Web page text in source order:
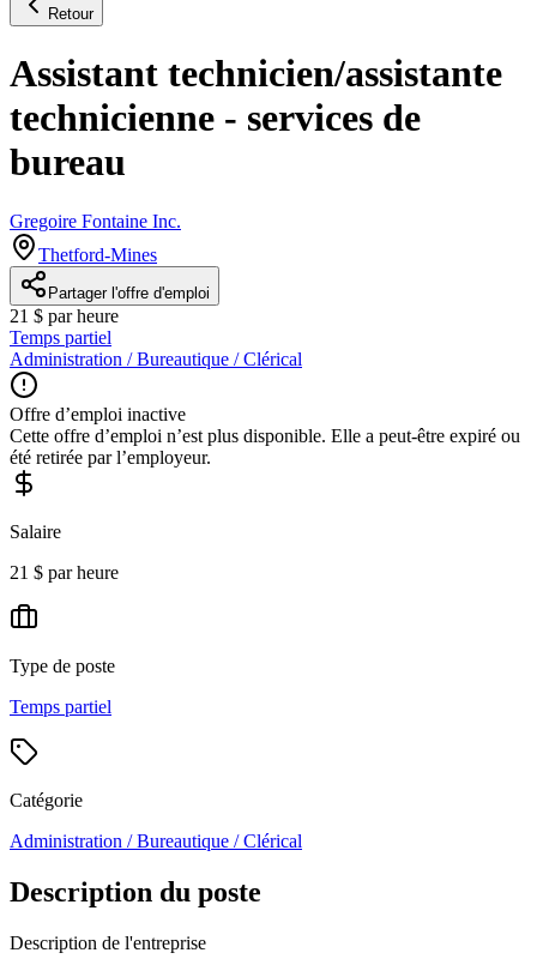
Retour
Assistant technicien/assistante
technicienne - services de
bureau
Gregoire Fontaine Inc.
Thetford-Mines
Partager l'offre d'emploi
21 $ par heure
Temps partiel
Administration / Bureautique / Clérical
Offre d’emploi inactive
Cette offre d’emploi n’est plus disponible. Elle a peut-être expiré ou
été retirée par l’employeur.
Salaire
21 $ par heure
Type de poste
Temps partiel
Catégorie
Administration / Bureautique / Clérical
Description du poste
Description de l'entreprise